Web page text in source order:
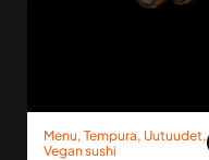
Menu, Tempura, Uutuudet,
Vegan sushi